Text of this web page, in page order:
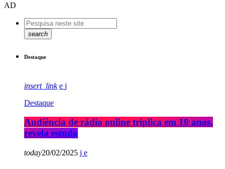
AD
search
Destaque
insert_link
Destaque
Audiência de rádio online triplica em 10 anos,
revela estudo
today20/02/2025